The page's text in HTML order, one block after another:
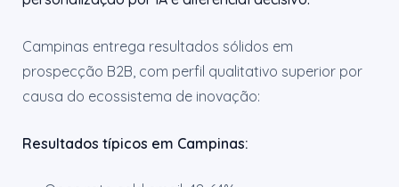
Campinas entrega resultados sólidos em
prospecção B2B, com perfil qualitativo superior por
causa do ecossistema de inovação:
Resultados típicos em Campinas: